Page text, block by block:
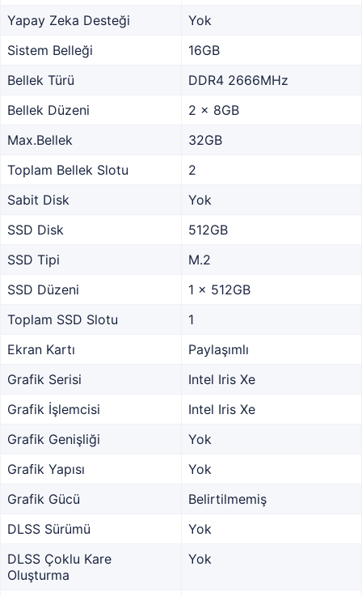
Yapay Zeka Desteği
Yok
Sistem Belleği
16GB
Bellek Türü
DDR4 2666MHz
Bellek Düzeni
2 x 8GB
Max.Bellek
32GB
Toplam Bellek Slotu
2
Sabit Disk
Yok
SSD Disk
512GB
SSD Tipi
M.2
SSD Düzeni
1 x 512GB
Toplam SSD Slotu
1
Ekran Kartı
Paylaşımlı
Grafik Serisi
Intel Iris Xe
Grafik İşlemcisi
Intel Iris Xe
Grafik Genişliği
Yok
Grafik Yapısı
Yok
Grafik Gücü
Belirtilmemiş
DLSS Sürümü
Yok
DLSS Çoklu Kare
Oluşturma
Yok